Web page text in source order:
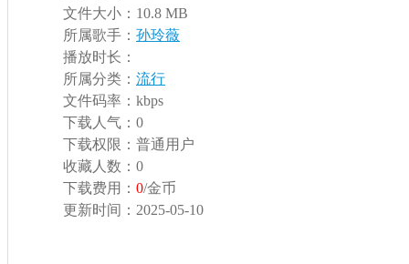
文件大小： 10.8 MB
所属歌手： 孙玲薇
播放时长：
所属分类： 流行
文件码率： kbps
下载人气： 0
下载权限： 普通用户
收藏人数： 0
下载费用： 0/金币
更新时间： 2025-05-10